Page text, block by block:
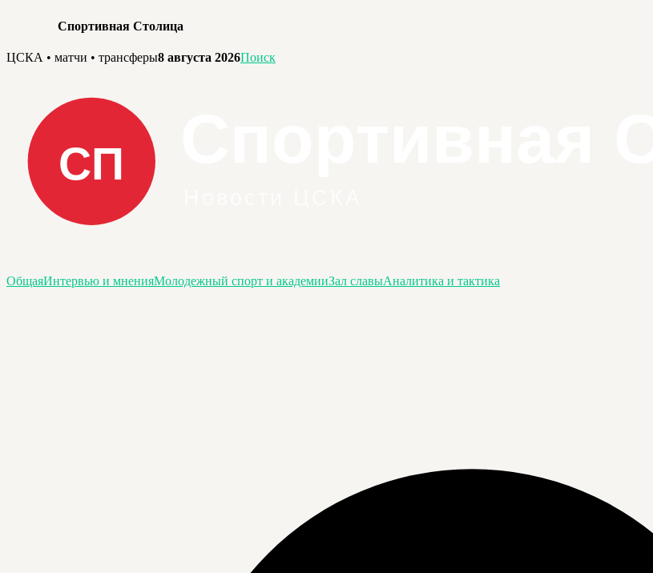
Спортивная Столица
Перейти
содержимому
ЦСКА • матчи • трансферы8 августа 2026Поиск
ОбщаяИнтервью и мненияМолодежный спорт и академииЗал славыАналитика и тактика